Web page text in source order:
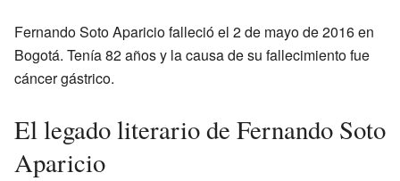
Fernando Soto Aparicio falleció el 2 de mayo de 2016 en
Bogotá. Tenía 82 años y la causa de su fallecimiento fue
cáncer gástrico.
El legado literario de Fernando Soto
Aparicio